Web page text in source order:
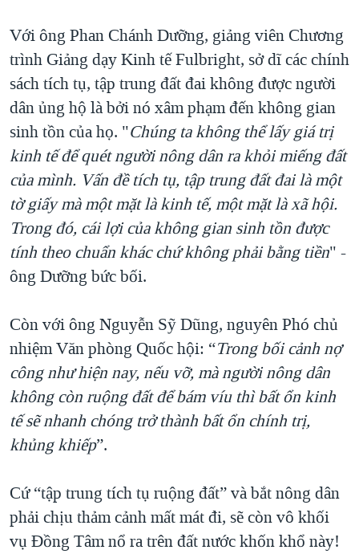
Với ông Phan Chánh Dưỡng, giảng viên Chương
trình Giảng dạy Kinh tế Fulbright, sở dĩ các chính
sách tích tụ, tập trung đất đai không được người
dân ủng hộ là bởi nó xâm phạm đến không gian
sinh tồn của họ. "Chúng ta không thể lấy giá trị
kinh tế để quét người nông dân ra khỏi miếng đất
của mình. Vấn đề tích tụ, tập trung đất đai là một
tờ giấy mà một mặt là kinh tế, một mặt là xã hội.
Trong đó, cái lợi của không gian sinh tồn được
tính theo chuẩn khác chứ không phải bằng tiền" -
ông Dưỡng bức bối.
Còn với ông Nguyễn Sỹ Dũng, nguyên Phó chủ
nhiệm Văn phòng Quốc hội: “Trong bối cảnh nợ
công như hiện nay, nếu vỡ, mà người nông dân
không còn ruộng đất để bám víu thì bất ổn kinh
tế sẽ nhanh chóng trở thành bất ổn chính trị,
khủng khiếp”.
Cứ “tập trung tích tụ ruộng đất” và bắt nông dân
phải chịu thảm cảnh mất mát đi, sẽ còn vô khối
vụ Đồng Tâm nổ ra trên đất nước khốn khổ này!